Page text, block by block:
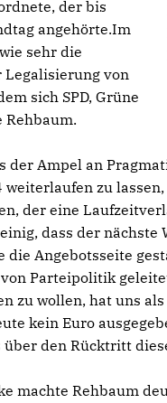
der bis
angehörte.Im
sehr die
von
sich SPD, Grüne
Rehbaum.
Ampel an
zu
der eine
dass der
die Angebotsseite
Parteipolitik
zu wollen, hat uns
kein Euro
den Rücktritt
machte Rehbaum